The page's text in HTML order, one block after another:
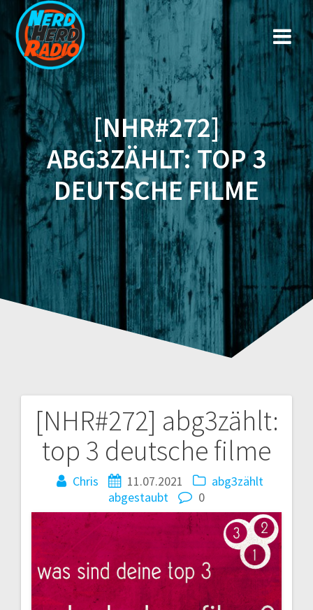
Zum
Inhalt
springen
[NHR#272]
ABG3ZÄHLT: TOP 3
DEUTSCHE FILME
[NHR#272] abg3zählt:
top 3 deutsche filme
Chris 11.07.2021
abg3zählt
abgestaubt
0
Beitragsnavigation